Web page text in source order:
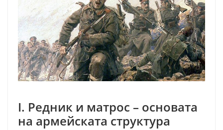
I. Редник и матрос – основата
на армейската структура